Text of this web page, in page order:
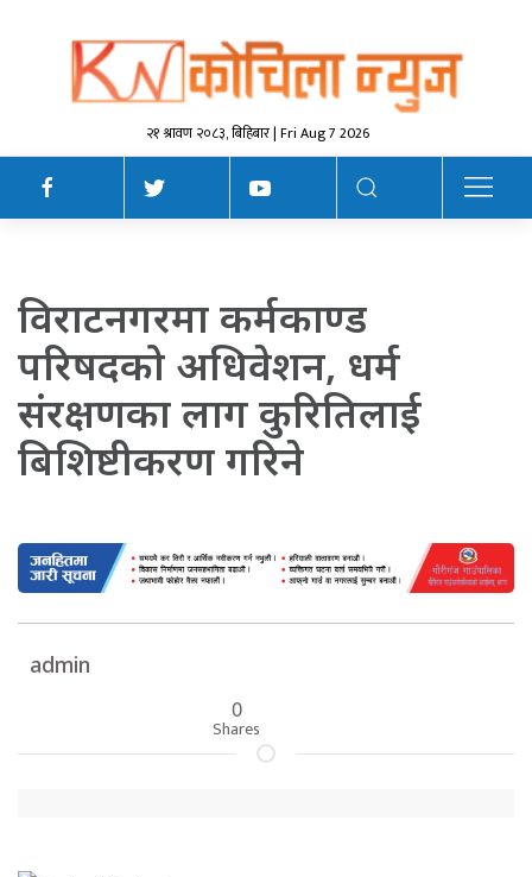
२१ श्रावण २०८३, बिहिबार | Fri Aug 7 2026
विराटनगरमा कर्मकाण्ड
परिषदको अधिवेशन, धर्म
संरक्षणका लाग कुरितिलाई
बिशिष्टीकरण गरिने
admin
0
Shares